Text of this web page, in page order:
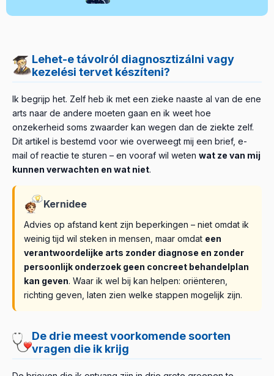
Lehet-e távolról diagnosztizálni vagy
kezelési tervet készíteni?
Ik begrijp het. Zelf heb ik met een zieke naaste al van de ene
arts naar de andere moeten gaan en ik weet hoe
onzekerheid soms zwaarder kan wegen dan de ziekte zelf.
Dit artikel is bestemd voor wie overweegt mij een brief, e-
mail of reactie te sturen – en vooraf wil weten wat ze van mij
kunnen verwachten en wat niet.
Kernidee
Advies op afstand kent zijn beperkingen – niet omdat ik
weinig tijd wil steken in mensen, maar omdat een
verantwoordelijke arts zonder diagnose en zonder
persoonlijk onderzoek geen concreet behandelplan
kan geven. Waar ik wel bij kan helpen: oriënteren,
richting geven, laten zien welke stappen mogelijk zijn.
De drie meest voorkomende soorten
vragen die ik krijg